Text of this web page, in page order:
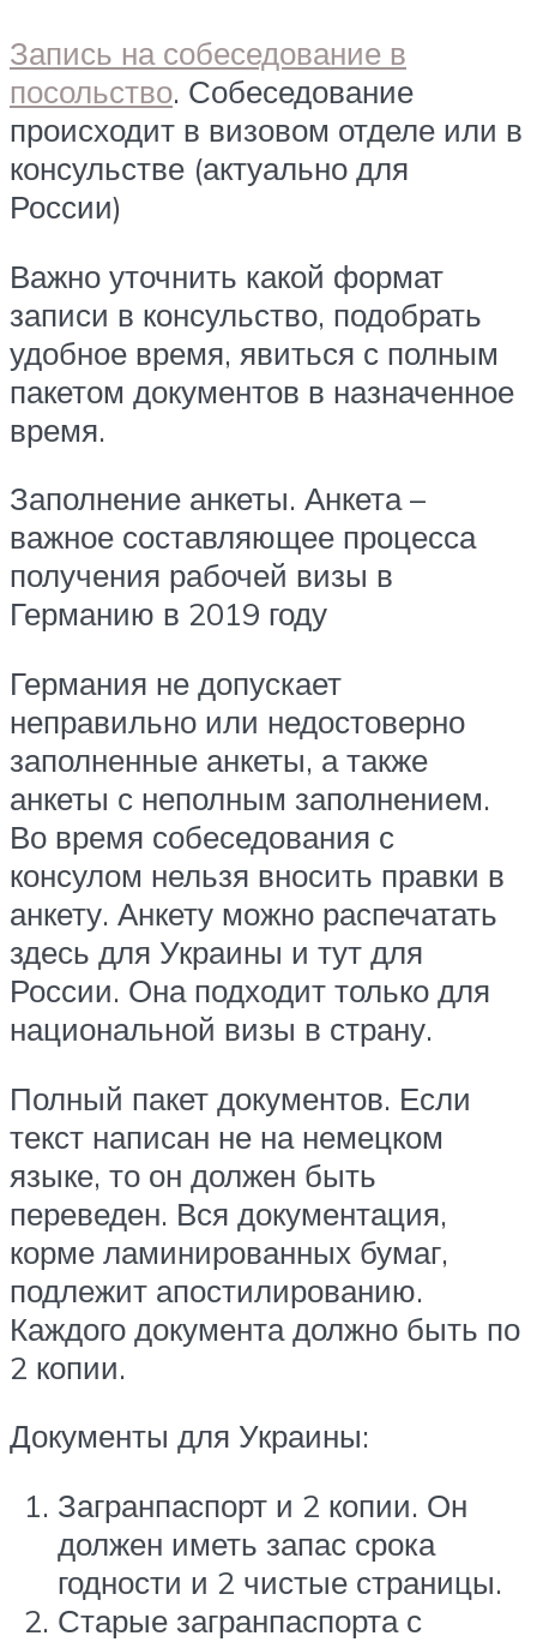
Запись на собеседование в
посольство. Собеседование
происходит в визовом отделе или в
консульстве (актуально для
России)
Важно уточнить какой формат
записи в консульство, подобрать
удобное время, явиться с полным
пакетом документов в назначенное
время.
Заполнение анкеты. Анкета –
важное составляющее процесса
получения рабочей визы в
Германию в 2019 году
Германия не допускает
неправильно или недостоверно
заполненные анкеты, а также
анкеты с неполным заполнением.
Во время собеседования с
консулом нельзя вносить правки в
анкету. Анкету можно распечатать
здесь для Украины и тут для
России. Она подходит только для
национальной визы в страну.
Полный пакет документов. Если
текст написан не на немецком
языке, то он должен быть
переведен. Вся документация,
корме ламинированных бумаг,
подлежит апостилированию.
Каждого документа должно быть по
2 копии.
Документы для Украины:
Загранпаспорт и 2 копии. Он
должен иметь запас срока
годности и 2 чистые страницы.
Старые загранпаспорта с